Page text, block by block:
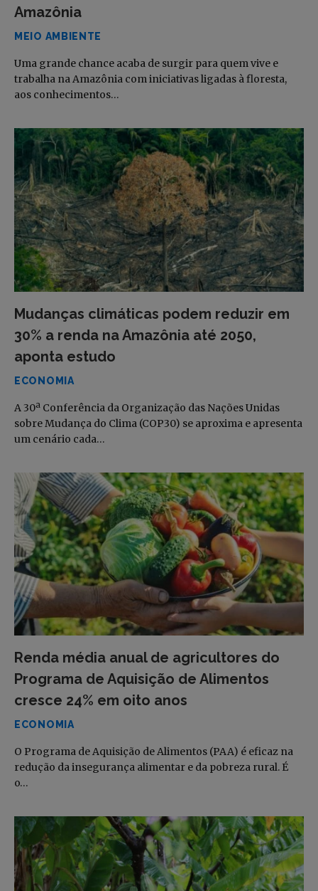
Amazônia
MEIO AMBIENTE
Uma grande chance acaba de surgir para quem vive e
trabalha na Amazônia com iniciativas ligadas à floresta,
aos conhecimentos…
Mudanças climáticas podem reduzir em
30% a renda na Amazônia até 2050,
aponta estudo
ECONOMIA
A 30ª Conferência da Organização das Nações Unidas
sobre Mudança do Clima (COP30) se aproxima e apresenta
um cenário cada…
Renda média anual de agricultores do
Programa de Aquisição de Alimentos
cresce 24% em oito anos
ECONOMIA
O Programa de Aquisição de Alimentos (PAA) é eficaz na
redução da insegurança alimentar e da pobreza rural. É
o…